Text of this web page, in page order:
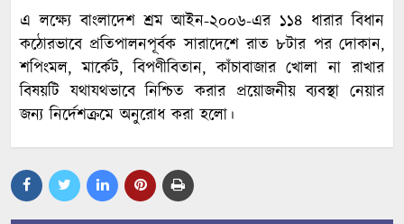
এ লক্ষ্যে বাংলাদেশ শ্রম আইন-২০০৬-এর ১১৪ ধারার বিধান
কঠোরভাবে প্রতিপালনপূর্বক সারাদেশে রাত ৮টার পর দোকান,
শপিংমল, মার্কেট, বিপণীবিতান, কাঁচাবাজার খোলা না রাখার
বিষয়টি যথাযথভাবে নিশ্চিত করার প্রয়োজনীয় ব্যবস্থা নেয়ার
জন্য নির্দেশক্রমে অনুরোধ করা হলো।